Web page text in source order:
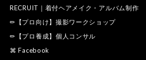
RECRUIT｜着付ヘアメイク・アルバム制作
✏【プロ向け】撮影ワークショップ
✏【プロ養成】個人コンサル
⌘ Facebook